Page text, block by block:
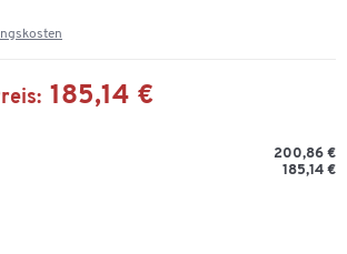
185,14 €
200,86 €
185,14 €